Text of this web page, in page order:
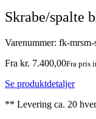
Skrabe/spalte
Varenummer: fk-
Fra kr. 7.400,00Fra pris
Se produktdetaljer
** Levering ca. 20